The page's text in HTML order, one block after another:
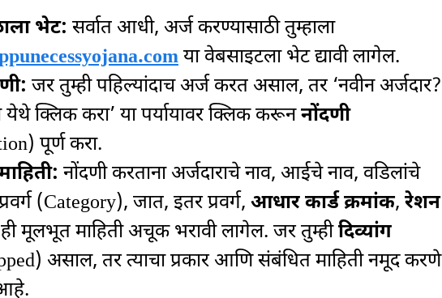
भेट: सर्वात आधी, अर्ज करण्यासाठी तुम्हाला
या वेबसाइटला भेट द्यावी लागेल.
जर तुम्ही पहिल्यांदाच अर्ज करत असाल, तर ‘नवीन अर्जदार?
येथे क्लिक करा’ या पर्यायावर क्लिक करूननोंदणी
पूर्ण करा.
नोंदणी करताना अर्जदाराचे नाव, आईचे नाव, वडिलांचे
(Category), जात, इतर प्रवर्ग, आधार कार्ड क्रमांक, रेशन
ही मूलभूत माहिती अचूक भरावी लागेल. जर तुम्हीदिव्यांग
असाल, तर त्याचा प्रकार आणि संबंधित माहिती नमूद करणे